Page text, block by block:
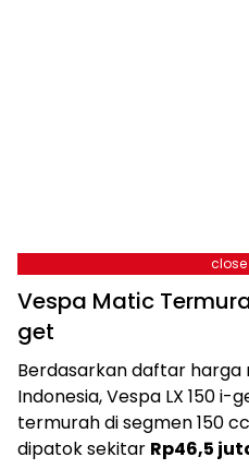
Vespa Matic
get
Berdasarkan daftar harga
Indonesia, Vespa LX 150
termurah di segmen 150
dipatok sekitar Rp46,5